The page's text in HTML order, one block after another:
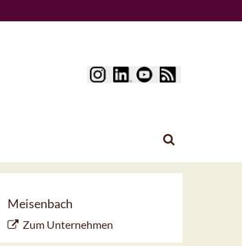
Meisenbach
Zum Unternehmen